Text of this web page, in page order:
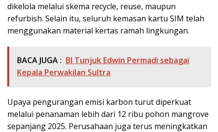
dikelola melalui skema recycle, reuse, maupun
refurbish. Selain itu, seluruh kemasan kartu SIM telah
menggunakan material kertas ramah lingkungan.
BACA JUGA : BI Tunjuk Edwin Permadi sebagai
Kepala Perwakilan Sultra
Upaya pengurangan emisi karbon turut diperkuat
melalui penanaman lebih dari 12 ribu pohon mangrove
sepanjang 2025. Perusahaan juga terus meningkatkan